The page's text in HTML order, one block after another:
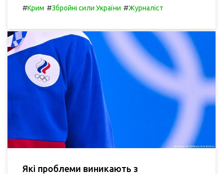
#Крим #Збройні сили України #Журналіст
Які проблеми виникають з